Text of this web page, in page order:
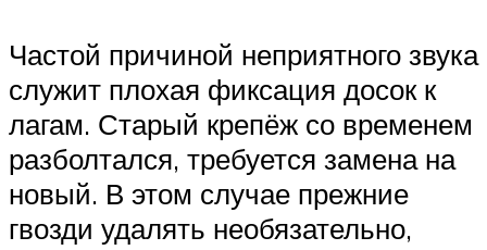
Частой причиной неприятного звука
служит плохая фиксация досок к
лагам. Старый крепёж со временем
разболтался, требуется замена на
новый. В этом случае прежние
гвозди удалять необязательно,